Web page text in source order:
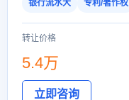
银行流水大 专利/著作权
转让价格
5.4万
立即咨询